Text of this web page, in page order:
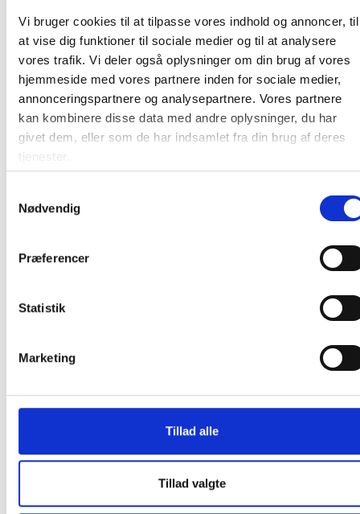
Vi bruger cookies til at tilpasse vores indhold og annoncer, til
at vise dig funktioner til sociale medier og til at analysere
vores trafik. Vi deler også oplysninger om din brug af vores
hjemmeside med vores partnere inden for sociale medier,
annonceringspartnere og analysepartnere. Vores partnere
kan kombinere disse data med andre oplysninger, du har
givet dem, eller som de har indsamlet fra din brug af deres
tjenester.
Nødvendig
Præferencer
Statistik
Marketing
Tillad alle
Tillad valgte
ark
Andre kunder købte også
Køb mere og spar Køb mere og spar